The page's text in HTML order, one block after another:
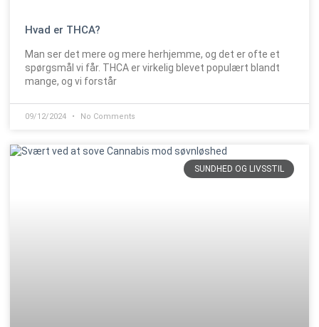
Hvad er THCA?
Man ser det mere og mere herhjemme, og det er ofte et
spørgsmål vi får. THCA er virkelig blevet populært blandt
mange, og vi forstår
09/12/2024 No Comments
SUNDHED OG LIVSSTIL